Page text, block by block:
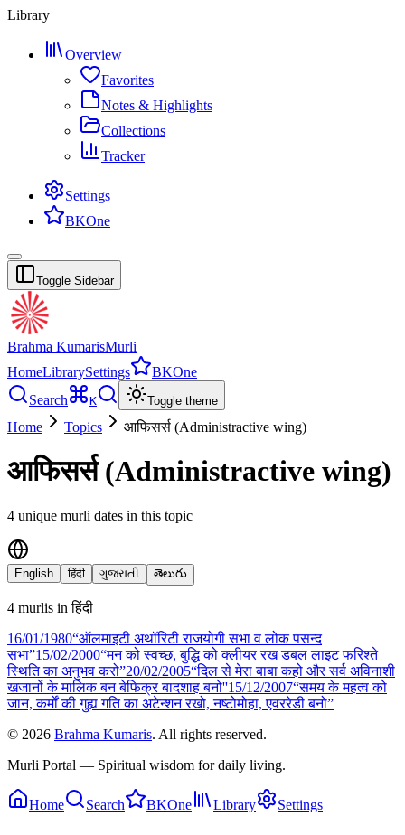
Library
Overview
Favorites
Notes & Highlights
Collections
Tracker
Settings
BKOne
Toggle Sidebar
Brahma KumarisMurli
HomeLibrarySettings
BKOne
Search
K Toggle theme
Home Topics आफिसर्स (Administractive wing)
आफिसर्स (Administractive wing)
4 unique murli dates in this topic
English हिंदी ગુજરાતી తెలుగు
4 murlis inहिंदी
16/01/1980“ऑलमाइटी अथॉरिटी राजयोगी सभा व लोक पसन्द
सभा”15/02/2000“मन को स्वच्छ, बुद्धि को क्लीयर रख डबल लाइट फरिश्ते
स्थिति का अनुभव करो”20/02/2005“दिल से मेरा बाबा कहो और सर्व अविनाशी
खजानों के मालिक बन बेफिक्र बादशाह बनो''15/12/2007“समय के महत्व को
जान, कर्मों की गुह्य गति का अटेन्शन रखो, नष्टोमोहा, एवररेडी बनो”
© 2026 Brahma Kumaris. All rights reserved.
Murli Portal — Spiritual wisdom for daily living.
Home Search BKOne Library Settings